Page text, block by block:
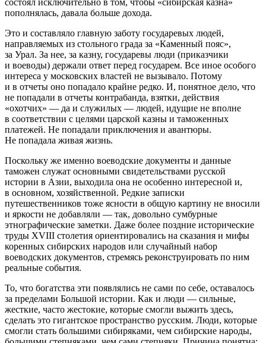
состоял исключительно в том, чтобы «сибирская казна»
пополнялась, давала больше дохода.
Это и составляло главную заботу государевых людей,
направляемых из стольного града за «Каменный пояс»,
за Урал. За нее, за казну, государевы люди (приказчики
и воеводы) держали ответ перед государем. Все иное особого
интереса у московских властей не вызывало. Потому
и в отчеты оно попадало крайне редко. И, понятное дело, что
не попадали в отчеты контрабанда, взятки, действия
«охотчих» — да и служилых — людей, идущие не вполне
в соответствии с целями царской казны и таможенных
платежей. Не попадали приключения и авантюры.
Не попадала живая жизнь.
Поскольку же именно воеводские документы и данные
таможен служат основными свидетельствами русской
истории в Азии, выходила она не особенно интересной и,
в основном, хозяйственной. Редкие записки
путешественников тоже ясности в общую картину не вносили
и яркости не добавляли — так, довольно сумбурные
этнографические заметки. Даже более поздние исторические
труды XVIII столетия ориентировались на сказания и мифы
коренных сибирских народов или случайный набор
воеводских документов, стремясь реконструировать по ним
реальные события.
То, что богатства эти появлялись не сами по себе, оставалось
за пределами Большой истории. Как и люди — сильные,
жесткие, часто жестокие, которые смогли выжить здесь,
сделать это гигантское пространство русским. Люди, которые
смогли стать большими сибиряками, чем сибирские народы,